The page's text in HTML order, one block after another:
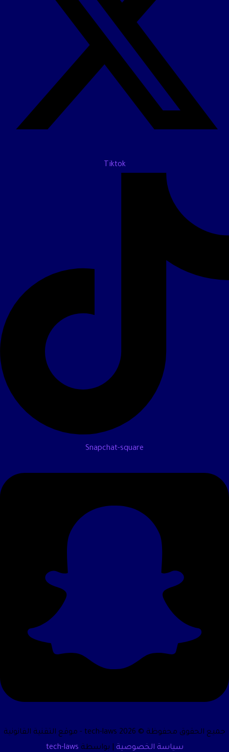
Tiktok
Snapchat-square
جميع الحقوق محفوظة © 2026 tech-laws - موقع التقنية القانونية
سياسة الخصوصية | بواسطة tech-laws